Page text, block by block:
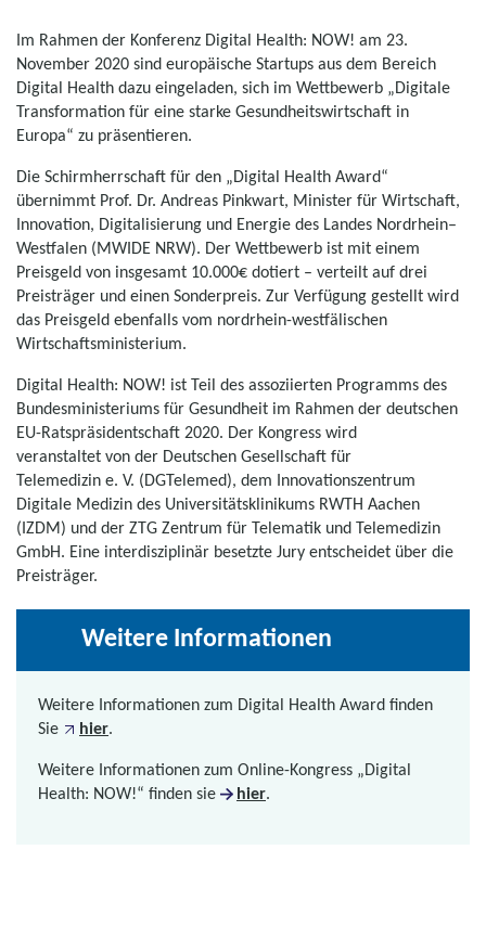
Im Rahmen der Konferenz Digital Health: NOW! am 23.
November 2020 sind europäische Startups aus dem Bereich
Digital Health dazu eingeladen, sich im Wettbewerb „Digitale
Transformation für eine starke Gesundheitswirtschaft in
Europa“ zu präsentieren.
Die Schirmherrschaft für den „Digital Health Award“
übernimmt Prof. Dr. Andreas Pinkwart, Minister für Wirtschaft,
Innovation, Digitalisierung und Energie des Landes Nordrhein–
Westfalen (MWIDE NRW). Der Wettbewerb ist mit einem
Preisgeld von insgesamt 10.000€ dotiert – verteilt auf drei
Preisträger und einen Sonderpreis. Zur Verfügung gestellt wird
das Preisgeld ebenfalls vom nordrhein-westfälischen
Wirtschaftsministerium.
Digital Health: NOW! ist Teil des assoziierten Programms des
Bundesministeriums für Gesundheit im Rahmen der deutschen
EU-Ratspräsidentschaft 2020. Der Kongress wird
veranstaltet von der Deutschen Gesellschaft für
Telemedizin e. V. (DGTelemed), dem Innovationszentrum
Digitale Medizin des Universitätsklinikums RWTH Aachen
(IZDM) und der ZTG Zentrum für Telematik und Telemedizin
GmbH. Eine interdisziplinär besetzte Jury entscheidet über die
Preisträger.
Weitere Informationen
Weitere Informationen zum Digital Health Award finden
Sie
hier.
Weitere Informationen zum Online-Kongress „Digital
Health: NOW!“ finden sie
hier.